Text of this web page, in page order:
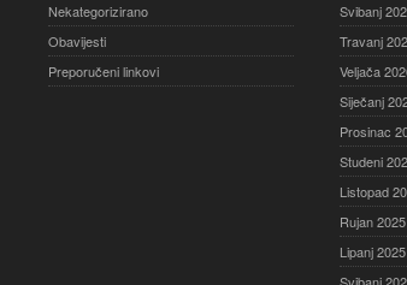
Nekategorizirano
Obavijesti
Preporučeni linkovi
Svibanj
Travanj
Veljača
Siječanj
Prosinac
Studeni
Listopad
Rujan 2025
Lipanj 2025